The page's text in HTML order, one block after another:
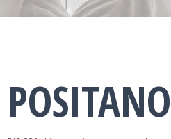
POSITANO